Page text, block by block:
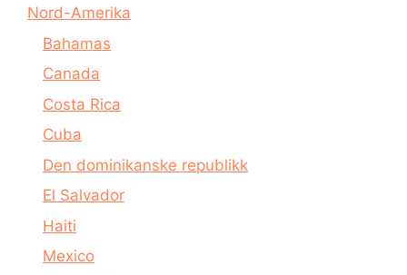
Nord-Amerika
Bahamas
Canada
Costa Rica
Cuba
Den dominikanske republikk
El Salvador
Haiti
Mexico